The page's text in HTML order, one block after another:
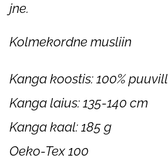
jne.
Kolmekordne musliin
Kanga koostis: 100% puuvill
Kanga laius: 135-140 cm
Kanga kaal: 185 g
Oeko-Tex 100